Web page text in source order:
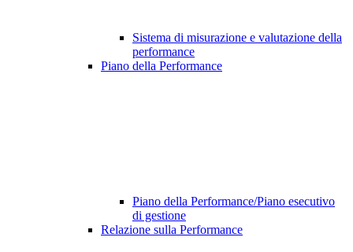
Sistema di misurazione e valutazione della
performance
Piano della Performance
Piano della Performance/Piano esecutivo
di gestione
Relazione sulla Performance